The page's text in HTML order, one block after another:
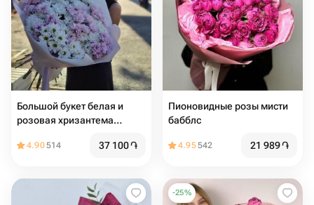
Большой букет белая и
розовая хризантема
4.90514 37 100֏
Пионовидные розы мисти
бабблс
4.95542 21 989֏
-25%